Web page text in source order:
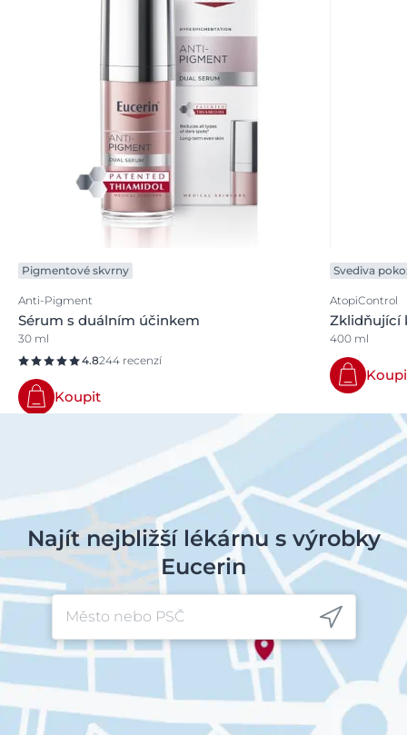
Pigmentové skvrny
Anti-Pigment
Sérum s duálním účinkem
30 ml
4.8244 recenzí
Koupit
Svediva
AtopiControl
Zklidňující
400 ml
Najít nejbližší lékárnu s výrobky
Eucerin